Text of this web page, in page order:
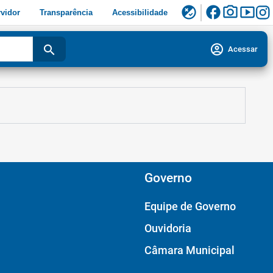
Transparência Acessibilidade flaky facebookphoto_camerasmart_display
search account_circle Acessar
Governo
Equipe de Governo
Ouvidoria
Câmara Municipal